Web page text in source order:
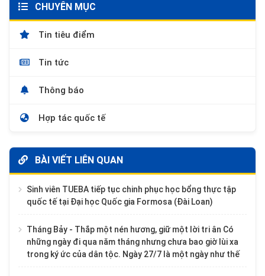
CHUYÊN MỤC
Tin tiêu điểm
Tin tức
Thông báo
Hợp tác quốc tế
BÀI VIẾT LIÊN QUAN
Sinh viên TUEBA tiếp tục chinh phục học bổng thực tập
quốc tế tại Đại học Quốc gia Formosa (Đài Loan)
Tháng Bảy - Thắp một nén hương, giữ một lời tri ân Có
những ngày đi qua năm tháng nhưng chưa bao giờ lùi xa
trong ký ức của dân tộc. Ngày 27/7 là một ngày như thế